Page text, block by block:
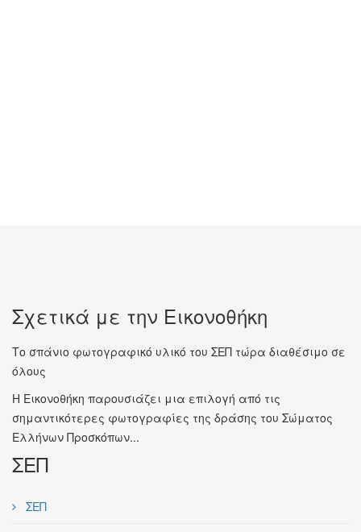
Σχετικά με την Εικονοθήκη
Το σπάνιο φωτογραφικό υλικό του ΣΕΠ τώρα διαθέσιμο σε
όλους
Η Εικονοθήκη παρουσιάζει μια επιλογή από τις
σημαντικότερες φωτογραφίες της δράσης του Σώματος
Ελλήνων Προσκόπων...
ΣΕΠ
ΣΕΠ